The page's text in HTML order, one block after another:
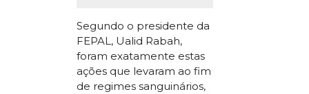
Segundo o presidente da
FEPAL, Ualid Rabah,
foram exatamente estas
ações que levaram ao fim
de regimes sanguinários,